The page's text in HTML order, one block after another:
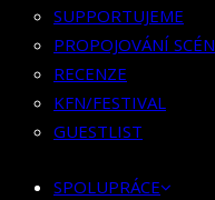
SPOLUPRÁCE
BOOKING
PR SPOLUPRÁCE
MERCH
SUPPORTUJEME
PROPOJOVÁNÍ SCÉN
RECENZE
KFN/FESTIVAL
GUESTLIST
SPOLUPRÁCE